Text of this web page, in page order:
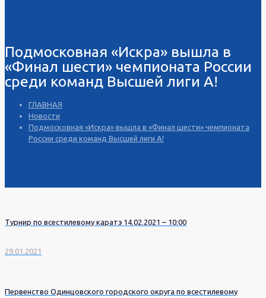
Подмосковная «Искра» вышла в
«Финал шести» чемпионата России
среди команд Высшей лиги А!
ГЛАВНАЯ
Новости
Подмосковная «Искра» вышла в «Финал шести» чемпионата
России среди команд Высшей лиги А!
Турнир по всестилевому каратэ 14.02.2021 – 10:00
29.01.2021
Первенство Одинцовского городского округа по всестилевому